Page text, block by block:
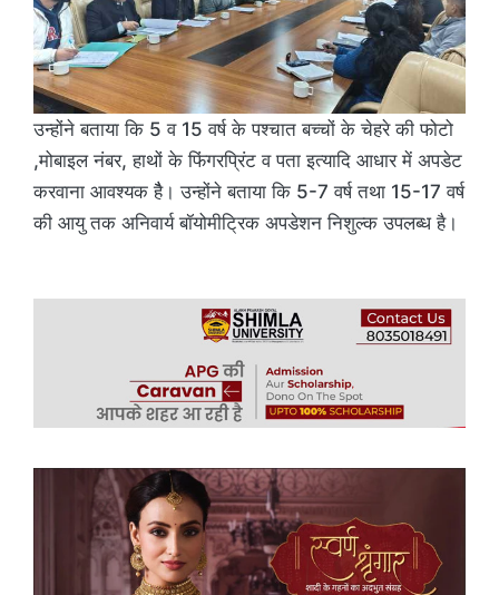
उन्होंने बताया कि 5 व 15 वर्ष के पश्चात बच्चों के चेहरे की फोटो
,मोबाइल नंबर, हाथों के फिंगरप्रिंट व पता इत्यादि आधार में अपडेट
करवाना आवश्यक हैै। उन्होंने बताया कि 5-7 वर्ष तथा 15-17 वर्ष
की आयु तक अनिवार्य बॉयोमीट्रिक अपडेशन निशुल्क उपलब्ध है।